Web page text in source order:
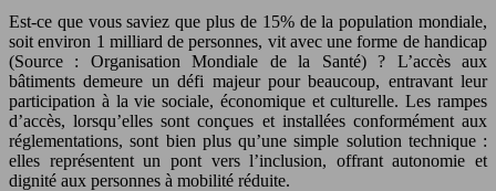
Est-ce que vous saviez que plus de 15% de la population mondiale,
soit environ 1 milliard de personnes, vit avec une forme de handicap
(Source : Organisation Mondiale de la Santé) ? L’accès aux
bâtiments demeure un défi majeur pour beaucoup, entravant leur
participation à la vie sociale, économique et culturelle. Les rampes
d’accès, lorsqu’elles sont conçues et installées conformément aux
réglementations, sont bien plus qu’une simple solution technique :
elles représentent un pont vers l’inclusion, offrant autonomie et
dignité aux personnes à mobilité réduite.